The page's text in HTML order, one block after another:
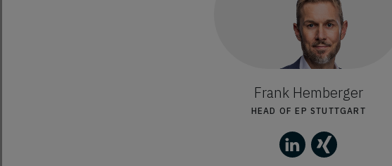
Frank Hemberger
HEAD OF EP STUTTGART